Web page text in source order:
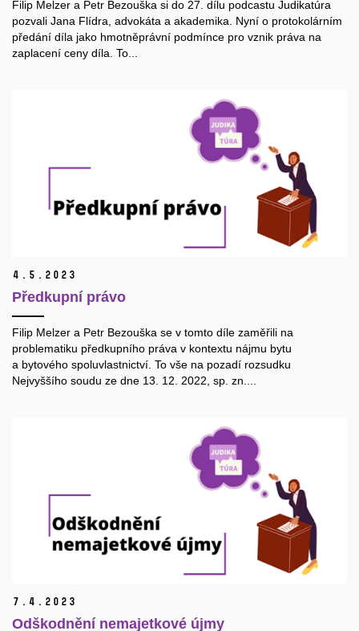
Filip Melzer a Petr Bezouška si do 27. dílu podcastu Judikatúra
pozvali Jana Flídra, advokáta a akademika. Nyní o protokolárním
předání díla jako hmotněprávní podmínce pro vznik práva na
zaplacení ceny díla. To...
4. 5. 2023
Předkupní právo
Filip Melzer a Petr Bezouška se v tomto díle zaměřili na
problematiku předkupního práva v kontextu nájmu bytu
a bytového spoluvlastnictví. To vše na pozadí rozsudku
Nejvyššího soudu ze dne 13. 12. 2022, sp. zn....
7. 4. 2023
Odškodnění nemajetkové újmy